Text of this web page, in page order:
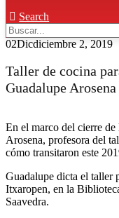
Search
02Dicdiciembre 2, 2019
Taller de cocina
Guadalupe Arosena
En el marco del cierre
Arosena, profesora del
cómo transitaron este
Guadalupe dicta el taller
Itxaropen, en la
Saavedra.